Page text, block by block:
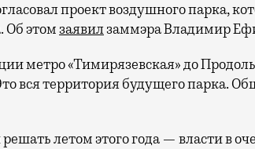
проект воздушного парка,
Об этом заявилзаммэра Владимир
метро «Тимирязевская» до
вся территория будущего парка.
летом этого года — власти в